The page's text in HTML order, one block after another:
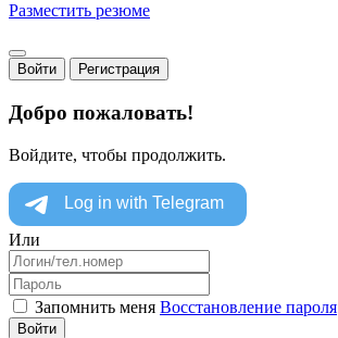
Разместить резюме
Войти Регистрация
Добро пожаловать!
Войдите, чтобы продолжить.
Или
Запомнить меня Восстановление пароля
Войти